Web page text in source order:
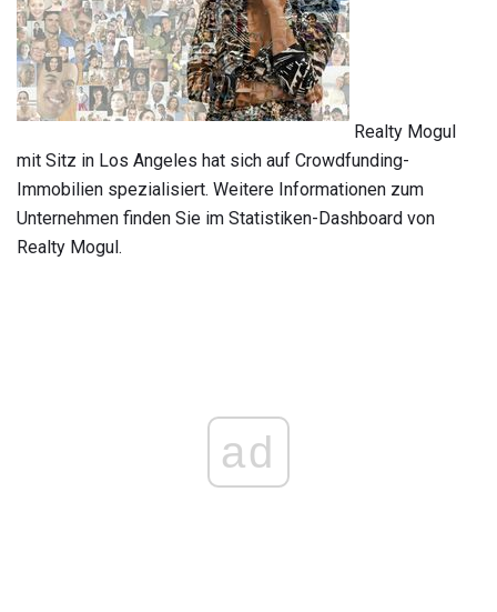
Realty Mogul
mit Sitz in Los Angeles hat sich auf Crowdfunding-
Immobilien spezialisiert. Weitere Informationen zum
Unternehmen finden Sie im Statistiken-Dashboard von
Realty Mogul.
ad